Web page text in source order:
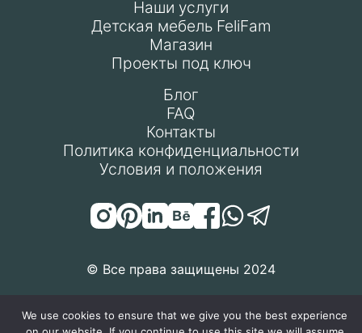
Наши услуги
Детская мебель FeliFam
Магазин
Проекты под ключ
Блог
FAQ
Контакты
Политика конфиденциальности
Условия и положения
© Все права защищены 2024
We use cookies to ensure that we give you the best experience